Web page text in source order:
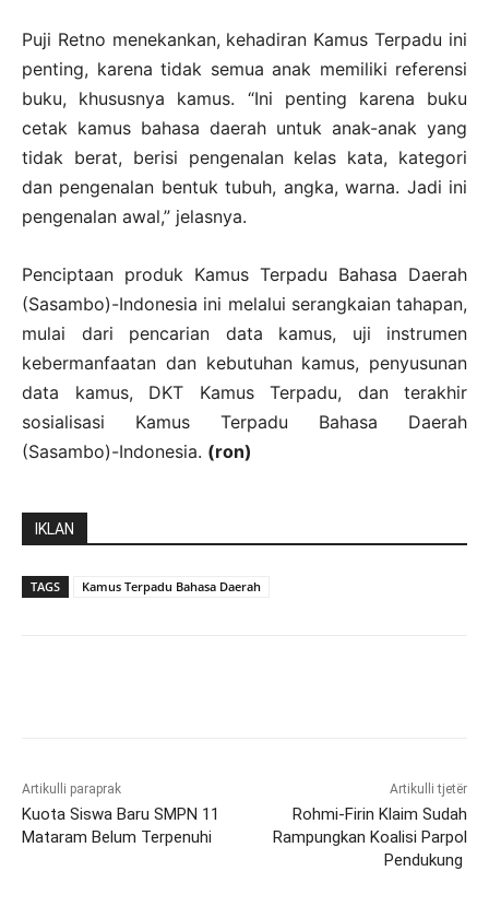
Puji Retno menekankan, kehadiran Kamus Terpadu ini
penting, karena tidak semua anak memiliki referensi
buku, khususnya kamus. “Ini penting karena buku
cetak kamus bahasa daerah untuk anak-anak yang
tidak berat, berisi pengenalan kelas kata, kategori
dan pengenalan bentuk tubuh, angka, warna. Jadi ini
pengenalan awal,” jelasnya.
Penciptaan produk Kamus Terpadu Bahasa Daerah
(Sasambo)-Indonesia ini melalui serangkaian tahapan,
mulai dari pencarian data kamus, uji instrumen
kebermanfaatan dan kebutuhan kamus, penyusunan
data kamus, DKT Kamus Terpadu, dan terakhir
sosialisasi Kamus Terpadu Bahasa Daerah
(Sasambo)-Indonesia. (ron)
IKLAN
TAGS Kamus Terpadu Bahasa Daerah
Artikulli paraprak
Kuota Siswa Baru SMPN 11
Mataram Belum Terpenuhi
Artikulli tjetër
Rohmi-Firin Klaim Sudah
Rampungkan Koalisi Parpol
Pendukung